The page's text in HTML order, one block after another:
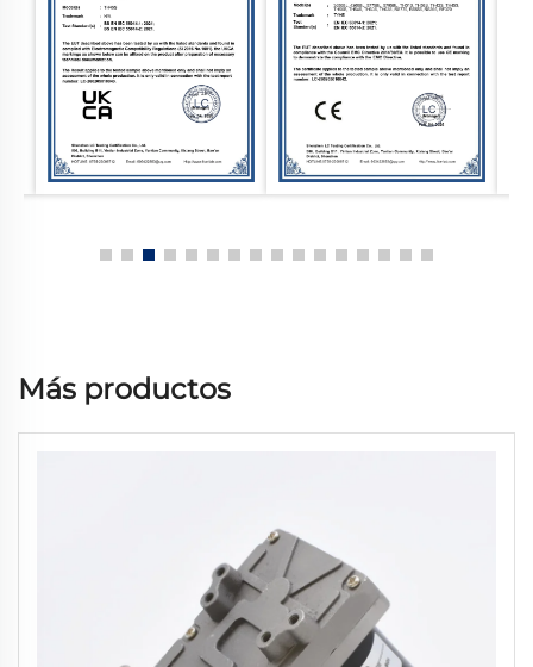
Más productos